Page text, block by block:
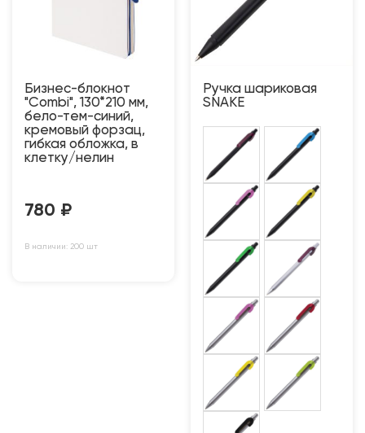
Бизнес-блокнот
"Combi", 130*210 мм,
бело-тем-синий,
кремовый форзац,
гибкая обложка, в
клетку/нелин
780 ₽
В наличии: 200 шт
Ручка шариковая
SNAKE